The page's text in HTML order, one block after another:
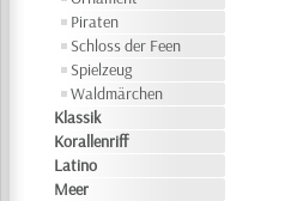
Piraten
Schloss der Feen
Spielzeug
Waldmärchen
Klassik
Korallenriff
Latino
Meer